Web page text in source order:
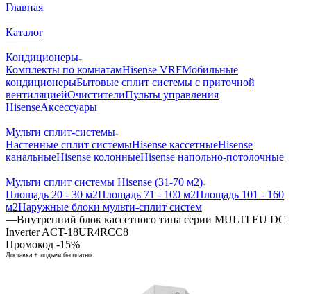
Главная
—
Каталог
—
Кондиционеры
Комплекты по комнатамHisense VRFМобильные
кондиционерыБытовые сплит системы с приточной
вентиляциейОчистителиПульты управления
HisenseАксессуары
—
Мульти сплит-системы
Настенные сплит системыHisense кассетныеHisense
канальныеHisense колонныеHisense напольно-потолочные
—
Мульти сплит системы Hisense (31-70 м2)
Площадь 20 - 30 м2Площадь 71 - 100 м2Площадь 101 - 160
м2Наружные блоки мульти-сплит систем
—Внутренний блок кассетного типа серии MULTI EU DC
Inverter ACT-18UR4RCC8
Промокод -15%
Доставка + подъем бесплатно